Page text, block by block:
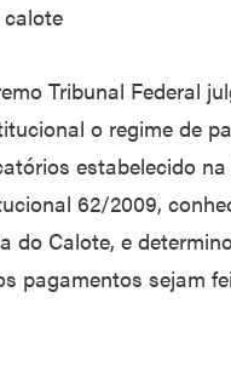
Tribunal Federal
o regime de
estabelecido
62/2009,
do Calote, e
pagamentos sejam